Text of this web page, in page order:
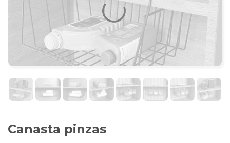
Canasta pinzas